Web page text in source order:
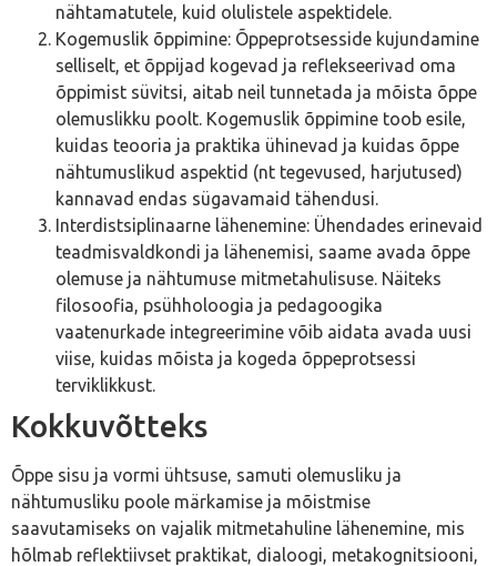
nähtamatutele, kuid olulistele aspektidele.
Kogemuslik õppimine: Õppeprotsesside kujundamine
selliselt, et õppijad kogevad ja reflekseerivad oma
õppimist süvitsi, aitab neil tunnetada ja mõista õppe
olemuslikku poolt. Kogemuslik õppimine toob esile,
kuidas teooria ja praktika ühinevad ja kuidas õppe
nähtumuslikud aspektid (nt tegevused, harjutused)
kannavad endas sügavamaid tähendusi.
Interdistsiplinaarne lähenemine: Ühendades erinevaid
teadmisvaldkondi ja lähenemisi, saame avada õppe
olemuse ja nähtumuse mitmetahulisuse. Näiteks
filosoofia, psühholoogia ja pedagoogika
vaatenurkade integreerimine võib aidata avada uusi
viise, kuidas mõista ja kogeda õppeprotsessi
terviklikkust.
Kokkuvõtteks
Õppe sisu ja vormi ühtsuse, samuti olemusliku ja
nähtumusliku poole märkamise ja mõistmise
saavutamiseks on vajalik mitmetahuline lähenemine, mis
hõlmab reflektiivset praktikat, dialoogi, metakognitsiooni,